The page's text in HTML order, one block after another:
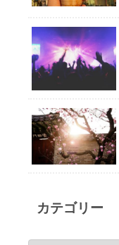
カテゴリー